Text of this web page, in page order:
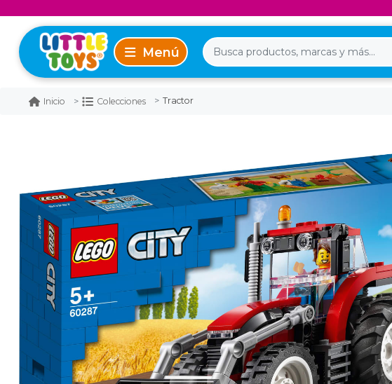
Inicio Colecciones Tractor